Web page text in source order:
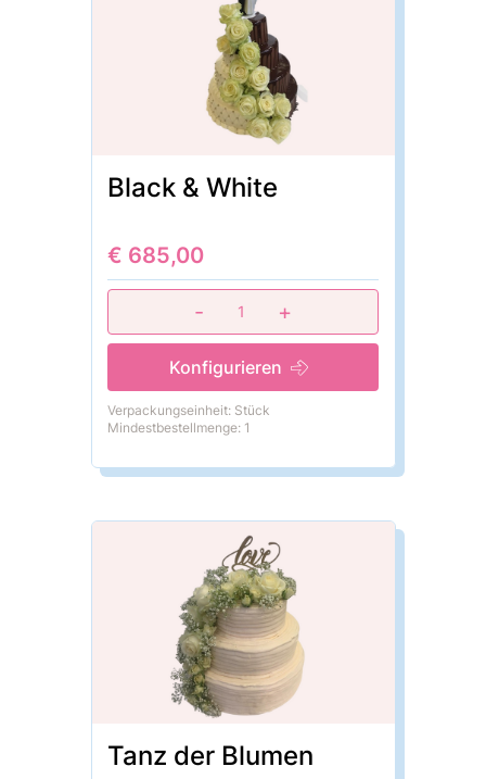
Black & White
€ 685,00
- 1 +
Konfigurieren
Verpackungseinheit: Stück
Mindestbestellmenge: 1
Tanz der Blumen